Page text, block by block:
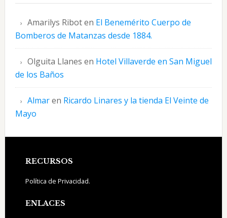
Amarilys Riboten El Benemérito Cuerpo de
Bomberos de Matanzas desde 1884.
Olguita Llanes en Hotel Villaverde en San Miguel
de los Baños
Almaren Ricardo Linares y la tienda El Veinte de
Mayo
Footer
RECURSOS
Política de Privacidad.
ENLACES